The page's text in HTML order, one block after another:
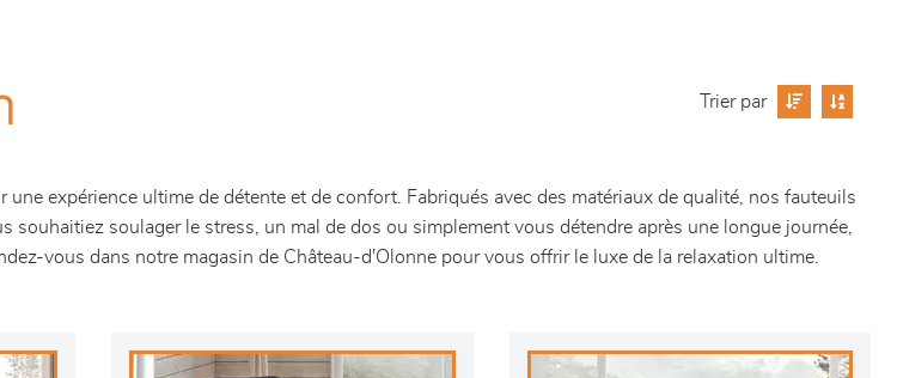
Trier par
expérience ultime de détente et de confort. Fabriqués avec des matériaux de qualité, nos fauteuils
soulager le stress, un mal de dos ou simplement vous détendre après une longue journée,
vous dans notre magasin de Château-d'Olonne pour vous offrir le luxe de la relaxation ultime.